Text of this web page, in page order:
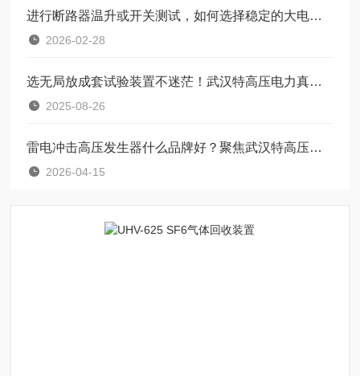
进行断路器温升或开关测试，如何选择稳定的大电流发生器？
2026-02-28
选无局放成套试验装置不迷茫！武汉特高压电力真实案例见实效​
2025-08-26
雷电冲击高压发生器什么品牌好？聚焦武汉特高压电力科技的实践与口碑
2026-04-15